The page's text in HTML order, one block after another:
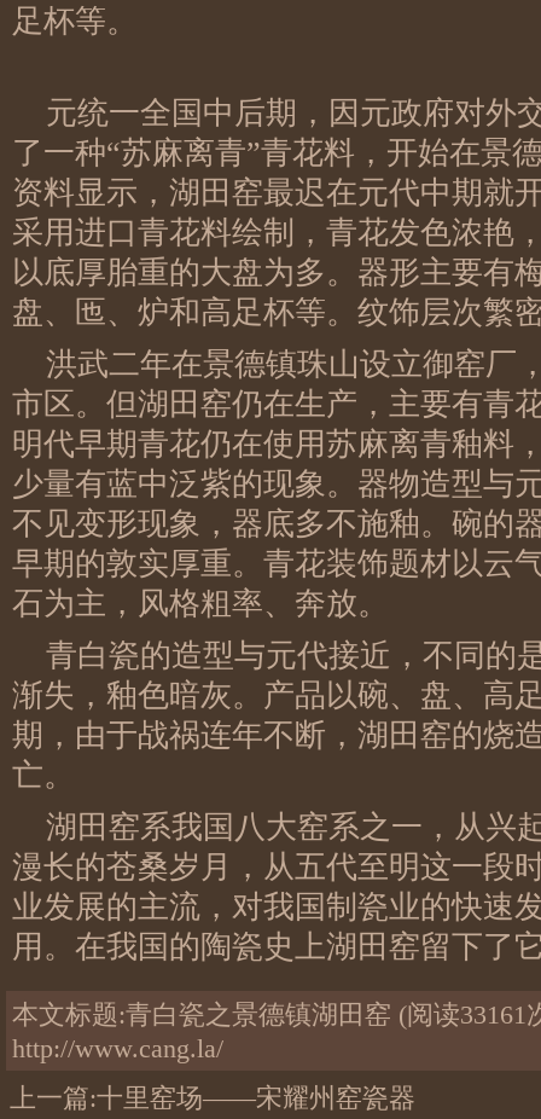
足杯等。
元统一全国中后期，因元政府对外
了一种“苏麻离青”青花料，开始在景
资料显示，湖田窑最迟在元代中期就
采用进口青花料绘制，青花发色浓艳
以底厚胎重的大盘为多。器形主要有
盘、匜、炉和高足杯等。纹饰层次繁
洪武二年在景德镇珠山设立御窑厂
市区。但湖田窑仍在生产，主要有青
明代早期青花仍在使用苏麻离青釉料
少量有蓝中泛紫的现象。器物造型与
不见变形现象，器底多不施釉。碗的
早期的敦实厚重。青花装饰题材以云
石为主，风格粗率、奔放。
青白瓷的造型与元代接近，不同的
渐失，釉色暗灰。产品以碗、盘、高
期，由于战祸连年不断，湖田窑的烧
亡。
湖田窑系我国八大窑系之一，从兴
漫长的苍桑岁月，从五代至明这一段
业发展的主流，对我国制瓷业的快速
用。在我国的陶瓷史上湖田窑留下了
本文标题:青白瓷之景德镇湖田窑 (阅读
http://www.cang.la/
上一篇:十里窑场——宋耀州窑瓷器